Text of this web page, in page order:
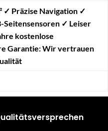
✓ Präzise Navigation ✓
Seitensensoren ✓ Leiser
kostenlose
Garantie: Wir vertrauen